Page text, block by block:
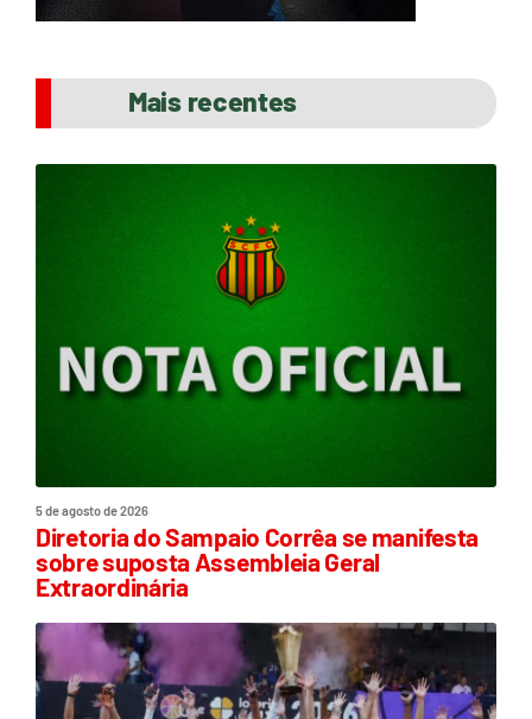
Mais recentes
5 de agosto de 2026
Diretoria do Sampaio Corrêa se manifesta
sobre suposta Assembleia Geral
Extraordinária